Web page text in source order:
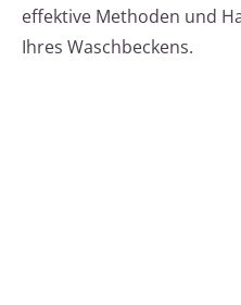
effektive Methoden und
Ihres Waschbeckens.